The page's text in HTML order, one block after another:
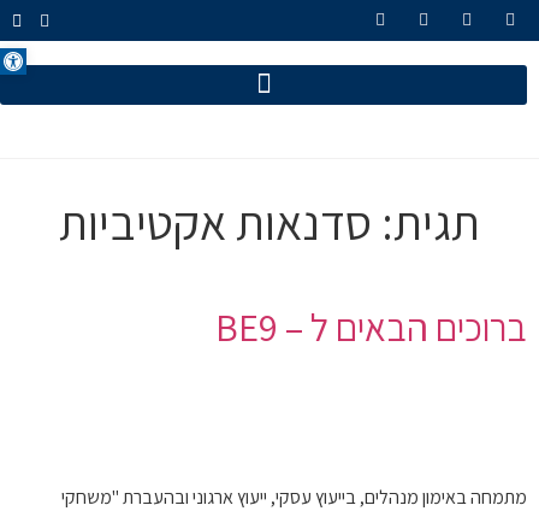
פתח
תגית: סדנאות אקטיביות
ברוכים הבאים ל – BE9
מתמחה באימון מנהלים, בייעוץ עסקי, ייעוץ ארגוני ובהעברת "משחקי